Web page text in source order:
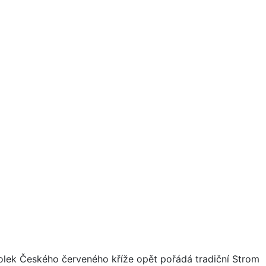
Českého červeného kříže opět pořádá tradiční Strom